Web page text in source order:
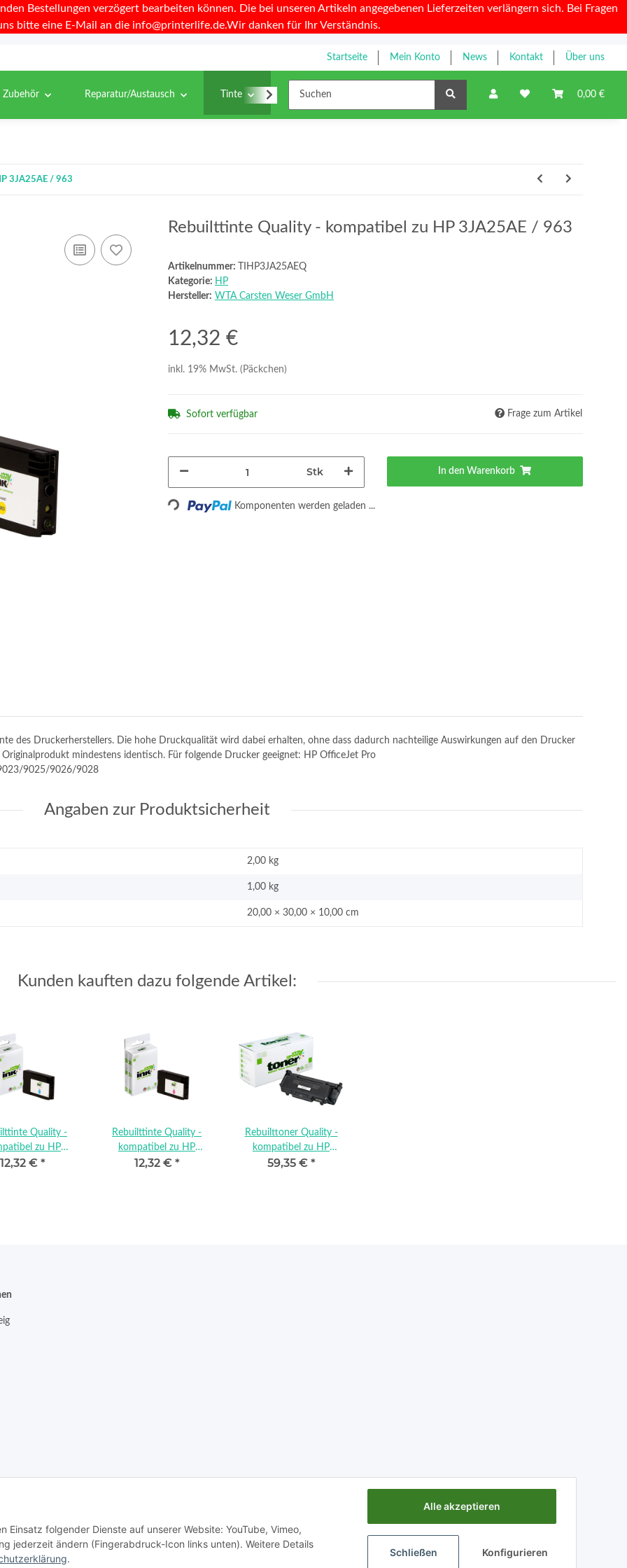
Bestellungen verzögert bearbeiten können. Die bei unseren Artikeln angegebenen Lieferzeiten verlängern sich. Bei Fragen
bitte eine E-Mail an die info@printerlife.de.Wir danken für Ihr Verständnis.
Startseite Mein Konto News Kontakt Über uns
0,00 €
Zubehör Reparatur/Austausch Tinte Toner
3JA25AE / 963
Rebuilttinte Quality - kompatibel zu HP 3JA25AE / 963
Artikelnummer:
TIHP3JA25AEQ
Kategorie: HP
Hersteller: WTA Carsten Weser GmbH
12,32 €
inkl. 19% MwSt. (Päckchen)
Sofort verfügbar Frage zum Artikel
Stk In den Warenkorb
Loading... Komponenten werden geladen ...
des Druckerherstellers. Die hohe Druckqualität wird dabei erhalten, ohne dass dadurch nachteilige Auswirkungen auf den Drucker
mindestens identisch. Für folgende Drucker geeignet: HP OfficeJet Pro
9025/9026/9028
Angaben zur Produktsicherheit
2,00 kg
1,00 kg
20,00 × 30,00 × 10,00 cm
Kunden kauften dazu folgende Artikel:
Quality -
zu HP
/ 963
12,32 € *
Rebuilttinte Quality -
kompatibel zu HP
3JA24AE / 963
12,32 € *
Rebuilttoner Quality -
kompatibel zu HP
W1331A
59,35 € *
Einsatz folgender Dienste auf unserer Website: YouTube, Vimeo,
jederzeit ändern (Fingerabdruck-Icon links unten). Weitere Details
.
Alle akzeptieren
Schließen Konfigurieren